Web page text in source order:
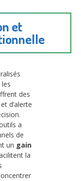
et
des
d’alerte
a
de
un gain
la